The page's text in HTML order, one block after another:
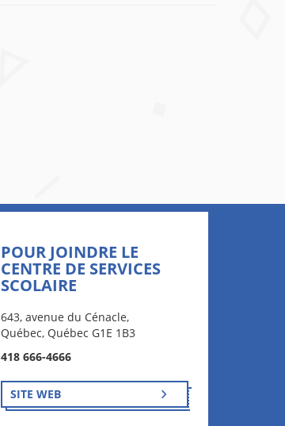
POUR JOINDRE LE
CENTRE DE SERVICES
SCOLAIRE
643, avenue du Cénacle,
Québec, Québec G1E 1B3
418 666-4666
SITE WEB